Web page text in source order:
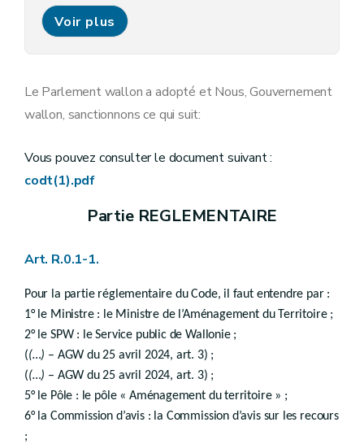
Sous-section 1
Sous-section 2
Art. R.I.5.4
Art. R.I.5-5
Section 2 Commission d’avis sur les recours
Art. R.I.6-1
Art. R.I.6-3
Art. R.I.6-4
Section 3
Sous-section 1
Sous-section 2
Composition et fonctionnement
Art. R.I.10-1
Art. R.I.10-2
Art. R.I.10-3
Art. R.I.10-4
Art. R.I.10-5
Chapitre 4 Agréments
Art. R.I.11-1
Art. R.I.11-2
Voir plus
Le Parlement wallon a adopté et Nous, Gouvernement
wallon, sanctionnons ce qui suit:
Vous pouvez consulter le document suivant :
codt(1).pdf
Partie REGLEMENTAIRE
Art. R.0.1-1.
Pour la partie réglementaire du Code, il faut entendre par :
1° le Ministre : le Ministre de l’Aménagement du Territoire ;
2° le SPW : le Service public de Wallonie ;
((…) – AGW du 25 avril 2024, art. 3) ;
((…) – AGW du 25 avril 2024, art. 3) ;
5° le Pôle : le pôle « Aménagement du territoire » ;
6° la Commission d’avis : la Commission d’avis sur les recours
;